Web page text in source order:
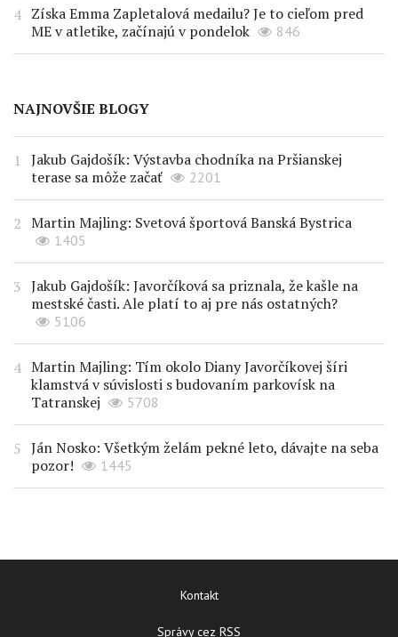
Získa Emma Zapletalová medailu? Je to cieľom pred
ME v atletike, začínajú v pondelok
846
NAJNOVŠIE BLOGY
Jakub Gajdošík: Výstavba chodníka na Pršianskej
terase sa môže začať
2201
Martin Majling: Svetová športová Banská Bystrica
1405
Jakub Gajdošík: Javorčíková sa priznala, že kašle na
mestské časti. Ale platí to aj pre nás ostatných?
5106
Martin Majling: Tím okolo Diany Javorčíkovej šíri
klamstvá v súvislosti s budovaním parkovísk na
Tatranskej
5708
Ján Nosko: Všetkým želám pekné leto, dávajte na seba
pozor!
1445
Kontakt
Správy cez RSS